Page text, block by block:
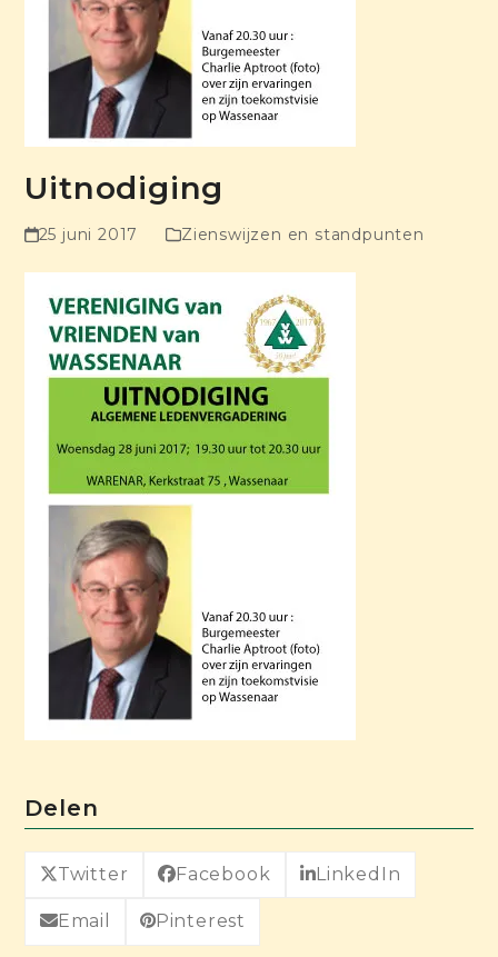
Uitnodiging
25 juni 2017 Zienswijzen en standpunten
Delen
Twitter Facebook LinkedIn
Email Pinterest